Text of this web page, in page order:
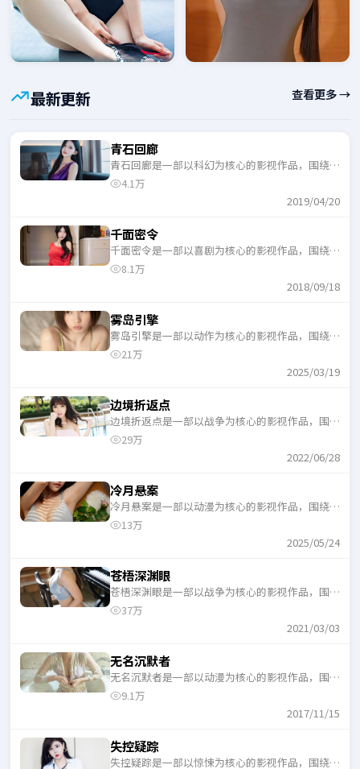
最新更新 查看更多 →
青石回廊
青石回廊是一部以科幻为核心的影视作品，围绕危
机、反转与人物成长展开，整体节奏紧凑，适合一
4.1万
2019/04/20
千面密令
千面密令是一部以喜剧为核心的影视作品，围绕危
机、反转与人物成长展开，整体节奏紧凑，适合一
8.1万
2018/09/18
雾岛引擎
雾岛引擎是一部以动作为核心的影视作品，围绕危
机、反转与人物成长展开，整体节奏紧凑，适合一
21万
2025/03/19
边境折返点
边境折返点是一部以战争为核心的影视作品，围绕
危机、反转与人物成长展开，整体节奏紧凑，适合
29万
2022/06/28
冷月悬案
冷月悬案是一部以动漫为核心的影视作品，围绕危
机、反转与人物成长展开，整体节奏紧凑，适合一
13万
2025/05/24
苍梧深渊眼
苍梧深渊眼是一部以战争为核心的影视作品，围绕
危机、反转与人物成长展开，整体节奏紧凑，适合
37万
2021/03/03
无名沉默者
无名沉默者是一部以动漫为核心的影视作品，围绕
危机、反转与人物成长展开，整体节奏紧凑，适合
9.1万
2017/11/15
失控疑踪
失控疑踪是一部以惊悚为核心的影视作品，围绕危